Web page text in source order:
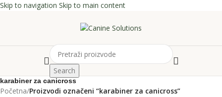
Skip to navigation Skip to main content
Search
karabiner za canicross
Početna/Proizvodi označeni “karabiner za canicross”